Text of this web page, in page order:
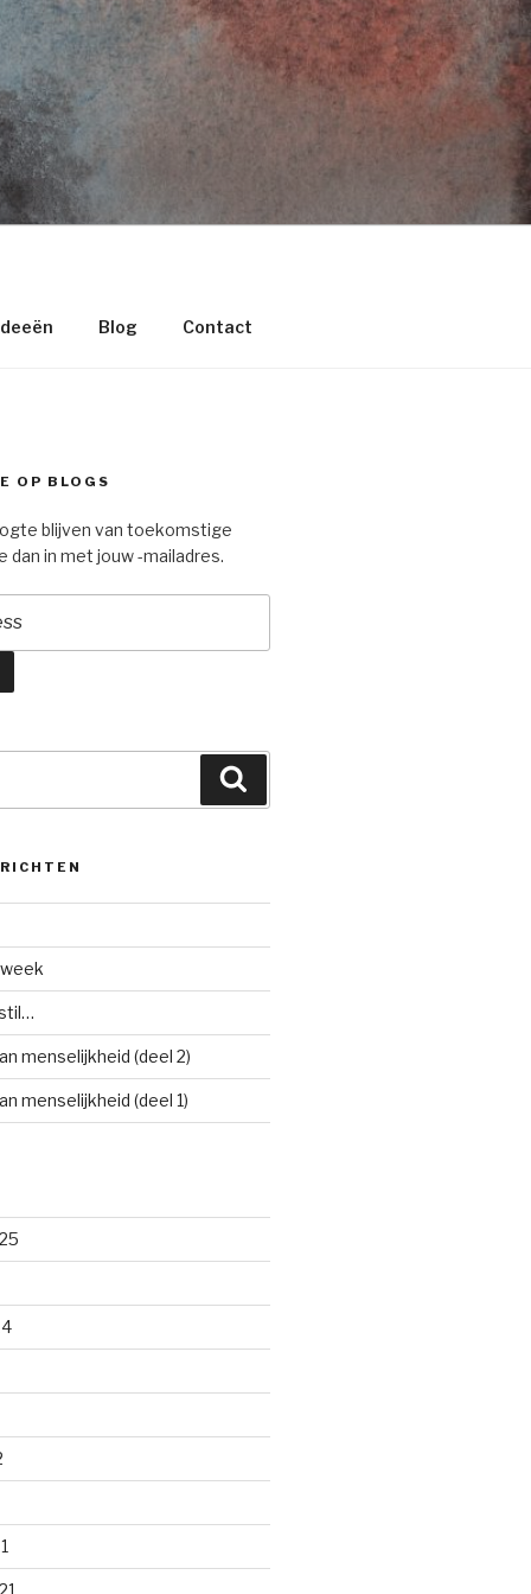
Blog Contact
OP BLOGS
blijven van toekomstige
dan in met jouw -mailadres.
menselijkheid (deel 2)
menselijkheid (deel 1)